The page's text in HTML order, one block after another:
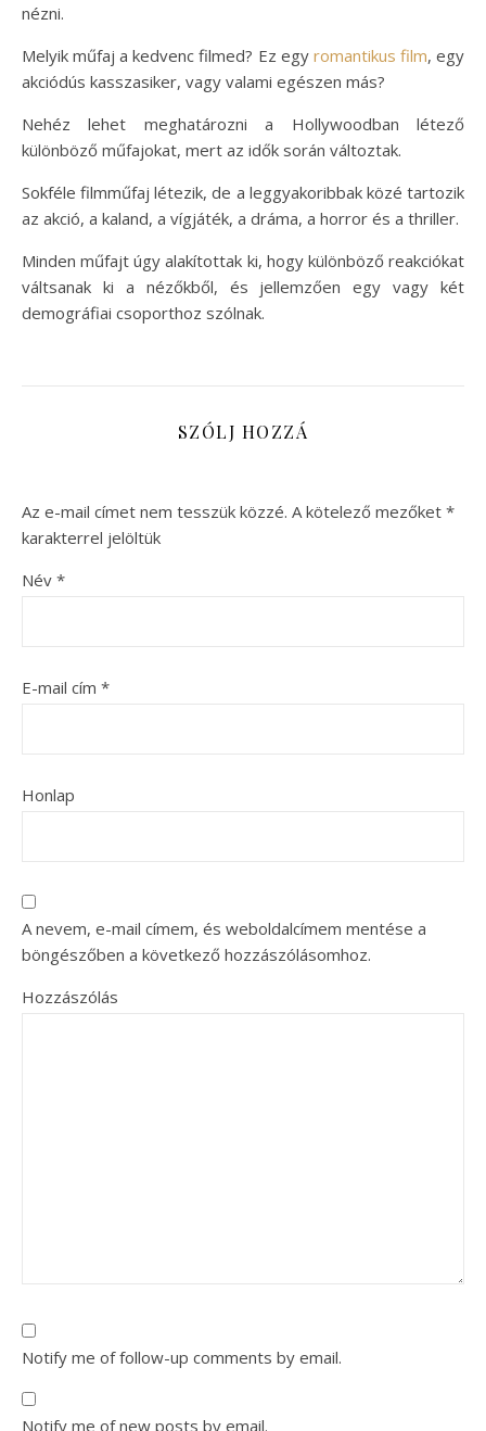
nézni.
Melyik műfaj a kedvenc filmed? Ez egy romantikus film, egy
akciódús kasszasiker, vagy valami egészen más?
Nehéz lehet meghatározni a Hollywoodban létező
különböző műfajokat, mert az idők során változtak.
Sokféle filmműfaj létezik, de a leggyakoribbak közé tartozik
az akció, a kaland, a vígjáték, a dráma, a horror és a thriller.
Minden műfajt úgy alakítottak ki, hogy különböző reakciókat
váltsanak ki a nézőkből, és jellemzően egy vagy két
demográfiai csoporthoz szólnak.
SZÓLJ HOZZÁ
Az e-mail címet nem tesszük közzé. A kötelező mezőket *
karakterrel jelöltük
Név *
E-mail cím *
Honlap
A nevem, e-mail címem, és weboldalcímem mentése a
böngészőben a következő hozzászólásomhoz.
Hozzászólás
Notify me of follow-up comments by email.
Notify me of new posts by email.